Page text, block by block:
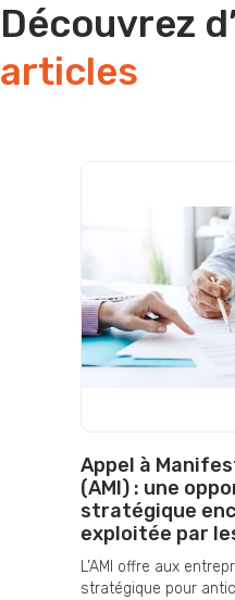
Découvrez
articles
Appel à
(AMI) : une
stratégique
exploitée par
L’AMI offre aux
stratégique pour